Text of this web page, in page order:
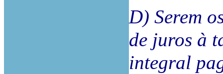
D) Serem
de juros à
integral